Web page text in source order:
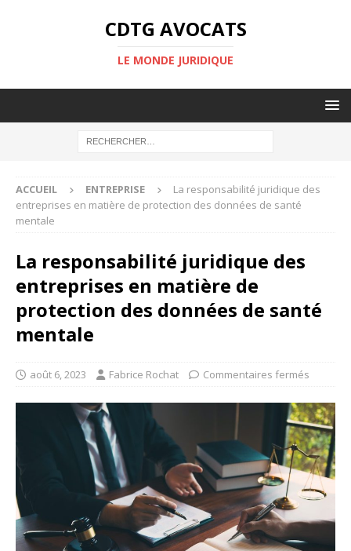
CDTG AVOCATS
LE MONDE JURIDIQUE
ACCUEIL ENTREPRISE
La responsabilité juridique des
entreprises en matière de protection des données de santé
mentale
La responsabilité juridique des
entreprises en matière de
protection des données de santé
mentale
août 6, 2023 Fabrice Rochat Commentaires fermés